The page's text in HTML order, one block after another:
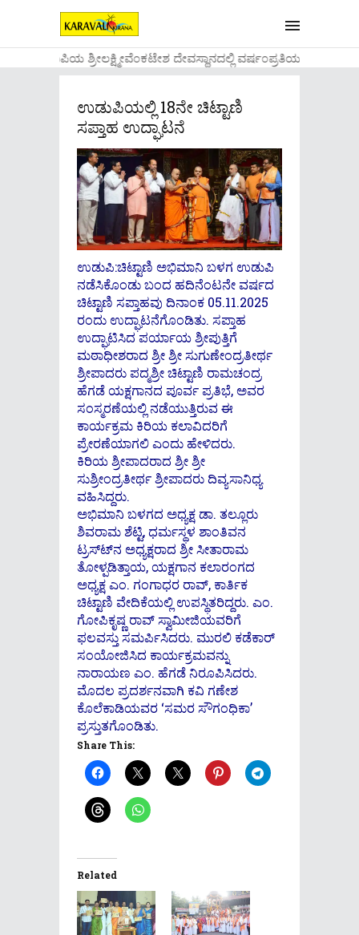
....ಉಡುಪಿಯ ಶ್ರೀಲಕ್ಷ್ಮೀವೆ೦ಕಟೇಶ ದೇವಸ್ಥಾನದಲ್ಲಿ ವರ್ಷ೦ಪ್ರತಿಯ
ಉಡುಪಿಯಲ್ಲಿ 18ನೇ ಚಿಟ್ಟಾಣಿ
ಸಪ್ತಾಹ ಉದ್ಘಾಟನೆ
ಉಡುಪಿ:ಚಿಟ್ಟಾಣಿ ಅಭಿಮಾನಿ ಬಳಗ ಉಡುಪಿ
ನಡೆಸಿಕೊಂಡು ಬಂದ ಹದಿನೆಂಟನೇ ವರ್ಷದ
ಚಿಟ್ಟಾಣಿ ಸಪ್ತಾಹವು ದಿನಾಂಕ 05.11.2025
ರಂದು ಉದ್ಘಾಟನೆಗೊಂಡಿತು. ಸಪ್ತಾಹ
ಉದ್ಘಾಟಿಸಿದ ಪರ್ಯಾಯ ಶ್ರೀಪುತ್ತಿಗೆ
ಮಠಾಧೀಶರಾದ ಶ್ರೀ ಶ್ರೀ ಸುಗುಣೇಂದ್ರತೀರ್ಥ
ಶ್ರೀಪಾದರು ಪದ್ಮಶ್ರೀ ಚಿಟ್ಟಾಣಿ ರಾಮಚಂದ್ರ
ಹೆಗಡೆ ಯಕ್ಷಗಾನದ ಪೂರ್ವ ಪ್ರತಿಭೆ, ಅವರ
ಸಂಸ್ಮರಣೆಯಲ್ಲಿ ನಡೆಯುತ್ತಿರುವ ಈ
ಕಾರ್ಯಕ್ರಮ ಕಿರಿಯ ಕಲಾವಿದರಿಗೆ
ಪ್ರೇರಣೆಯಾಗಲಿ ಎಂದು ಹೇಳಿದರು.
ಕಿರಿಯ ಶ್ರೀಪಾದರಾದ ಶ್ರೀ ಶ್ರೀ
ಸುಶ್ರೀಂದ್ರತೀರ್ಥ ಶ್ರೀಪಾದರು ದಿವ್ಯಸಾನಿಧ್ಯ
ವಹಿಸಿದ್ದರು.
ಅಭಿಮಾನಿ ಬಳಗದ ಅಧ್ಯಕ್ಷ ಡಾ. ತಲ್ಲೂರು
ಶಿವರಾಮ ಶೆಟ್ಟಿ, ಧರ್ಮಸ್ಥಳ ಶಾಂತಿವನ
ಟ್ರಸ್ಟ್‍ನ ಅಧ್ಯಕ್ಷರಾದ ಶ್ರೀ ಸೀತಾರಾಮ
ತೋಳ್ಪಡಿತ್ತಾಯ, ಯಕ್ಷಗಾನ ಕಲಾರಂಗದ
ಅಧ್ಯಕ್ಷ ಎಂ. ಗಂಗಾಧರ ರಾವ್, ಕಾರ್ತಿಕ
ಚಿಟ್ಟಾಣಿ ವೇದಿಕೆಯಲ್ಲಿ ಉಪಸ್ಥಿತರಿದ್ದರು. ಎಂ.
ಗೋಪಿಕೃಷ್ಣ ರಾವ್ ಸ್ವಾಮೀಜಿಯವರಿಗೆ
ಫಲವಸ್ತು ಸಮರ್ಪಿಸಿದರು. ಮುರಲಿ ಕಡೆಕಾರ್
ಸಂಯೋಜಿಸಿದ ಕಾರ್ಯಕ್ರಮವನ್ನು
ನಾರಾಯಣ ಎಂ. ಹೆಗಡೆ ನಿರೂಪಿಸಿದರು.
ಮೊದಲ ಪ್ರದರ್ಶನವಾಗಿ ಕವಿ ಗಣೇಶ
ಕೊಲೆಕಾಡಿಯವರ ‘ಸಮರ ಸೌಗಂಧಿಕಾ’
ಪ್ರಸ್ತುತಗೊಂಡಿತು.
Share This:
Related